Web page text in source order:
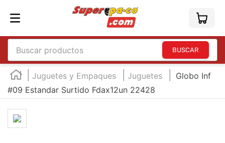
Buscar productos
Juguetes y Empaques Juguetes
Globo Inf
#09 Estandar Surtido Fdax12un 22428
TÉRMINOS MÁS BUSCADOS
1.
england
3